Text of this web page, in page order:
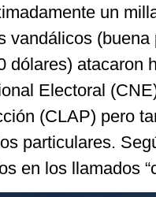
un
vandálicos
dólares) atacaron
Electoral
(CLAP) pero
particulares.
en los llamados